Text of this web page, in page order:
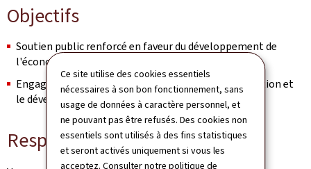
Ce site utilise des cookies essentiels
nécessaires à son bon fonctionnement, sans
usage de données à caractère personnel, et
ne pouvant pas être refusés. Des cookies non
essentiels sont utilisés à des fins statistiques
et seront activés uniquement si vous les
acceptez. Consulter notrepolitique de
Objectifs
Soutien public renforcé en faveur du développement de
l'économie sociale et solidaire
Engagement au niveau international pour la promotion et
le développement de l'économie sociale et solidaire
Responsable